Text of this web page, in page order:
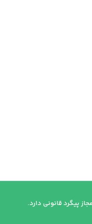
پیگرد قانونی دارد.